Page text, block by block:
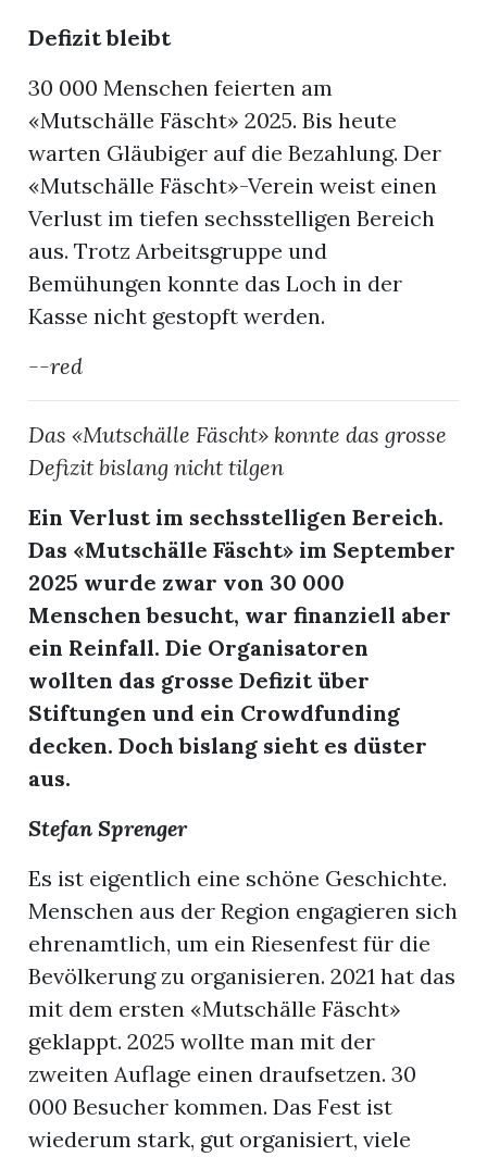
Defizit bleibt
30 000 Menschen feierten am
«Mutschälle Fäscht» 2025. Bis heute
warten Gläubiger auf die Bezahlung. Der
«Mutschälle Fäscht»-Verein weist einen
Verlust im tiefen sechsstelligen Bereich
aus. Trotz Arbeitsgruppe und
Bemühungen konnte das Loch in der
Kasse nicht gestopft werden.
--red
Das «Mutschälle Fäscht» konnte das grosse
Defizit bislang nicht tilgen
Ein Verlust im sechsstelligen Bereich.
Das «Mutschälle Fäscht» im September
2025 wurde zwar von 30 000
Menschen besucht, war finanziell aber
ein Reinfall. Die Organisatoren
wollten das grosse Defizit über
Stiftungen und ein Crowdfunding
decken. Doch bislang sieht es düster
aus.
Stefan Sprenger
Es ist eigentlich eine schöne Geschichte.
Menschen aus der Region engagieren sich
ehrenamtlich, um ein Riesenfest für die
Bevölkerung zu organisieren. 2021 hat das
mit dem ersten «Mutschälle Fäscht»
geklappt. 2025 wollte man mit der
zweiten Auflage einen draufsetzen. 30
000 Besucher kommen. Das Fest ist
wiederum stark, gut organisiert, viele